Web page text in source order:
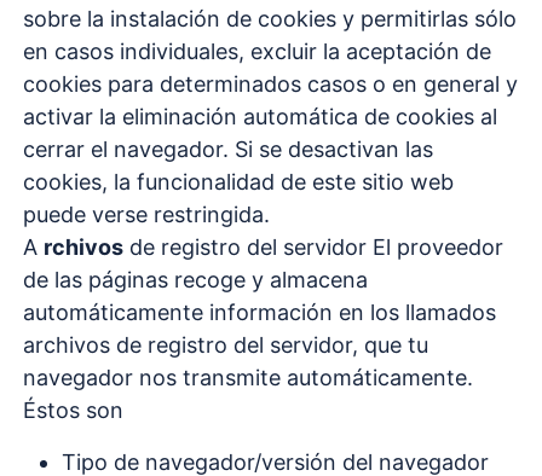
sobre la instalación de cookies y permitirlas sólo
en casos individuales, excluir la aceptación de
cookies para determinados casos o en general y
activar la eliminación automática de cookies al
cerrar el navegador. Si se desactivan las
cookies, la funcionalidad de este sitio web
puede verse restringida.
A rchivos de registro del servidor El proveedor
de las páginas recoge y almacena
automáticamente información en los llamados
archivos de registro del servidor, que tu
navegador nos transmite automáticamente.
Éstos son
Tipo de navegador/versión del navegador